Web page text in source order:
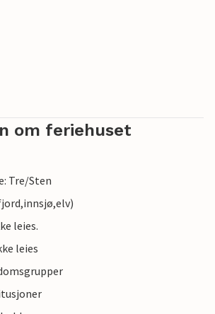
om feriehuset
Tre/Sten
leies.
leies